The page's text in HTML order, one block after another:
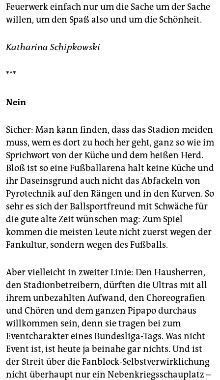
Feuerwerk einfach nur um die Sache um der Sache
willen, um den Spaß also und um die Schönheit.
Katharina Schipkowski
***
Nein
Sicher: Man kann finden, dass das Stadion meiden
muss, wem es dort zu hoch her geht, ganz so wie im
Sprichwort von der Küche und dem heißen Herd.
Bloß ist so eine Fußballarena halt keine Küche und
ihr Daseinsgrund auch nicht das Abfackeln von
Pyrotechnik auf den Rängen und in den Kurven. So
sehr es sich der Ballsportfreund mit Schwäche für
die gute alte Zeit wünschen mag: Zum Spiel
kommen die meisten Leute nicht zuerst wegen der
Fankultur, sondern wegen des Fußballs.
Aber vielleicht in zweiter Linie: Den Hausherren,
den Stadionbetreibern, dürften die Ultras mit all
ihrem unbezahlten Aufwand, den Choreografien
und Chören und dem ganzen Pipapo durchaus
willkommen sein, denn sie tragen bei zum
Eventcharakter eines Bundesliga-Tags. Was nicht
Event ist, ist heute ja beinahe gar nichts. Und ist
der Streit über die Fanblock-Selbstverwirklichung
nicht überhaupt nur ein Nebenkriegsschauplatz –